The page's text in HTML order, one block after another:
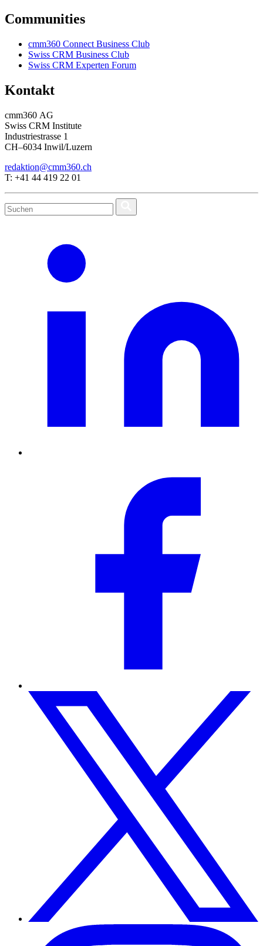
Communities
cmm360 Connect Business Club
Swiss CRM Business Club
Swiss CRM Experten Forum
Kontakt
cmm360 AG
Swiss CRM Institute
Industriestrasse 1
CH–6034 Inwil/Luzern
redaktion@cmm360.ch
T: +41 44 419 22 01